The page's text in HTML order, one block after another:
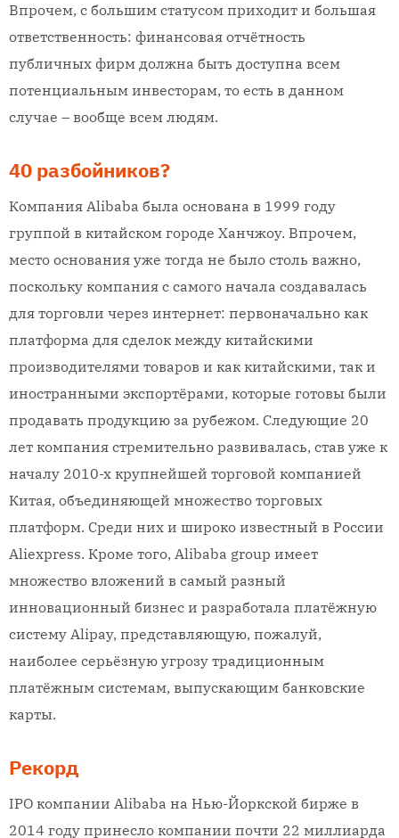
Впрочем, с большим статусом приходит и большая
ответственность: финансовая отчётность
публичных фирм должна быть доступна всем
потенциальным инвесторам, то есть в данном
случае – вообще всем людям.
40 разбойников?
Компания Alibaba была основана в 1999 году
группой в китайском городе Ханчжоу. Впрочем,
место основания уже тогда не было столь важно,
поскольку компания с самого начала создавалась
для торговли через интернет: первоначально как
платформа для сделок между китайскими
производителями товаров и как китайскими, так и
иностранными экспортёрами, которые готовы были
продавать продукцию за рубежом. Следующие 20
лет компания стремительно развивалась, став уже к
началу 2010-х крупнейшей торговой компанией
Китая, объединяющей множество торговых
платформ. Среди них и широко известный в России
Aliexpress. Кроме того, Alibaba group имеет
множество вложений в самый разный
инновационный бизнес и разработала платёжную
систему Alipay, представляющую, пожалуй,
наиболее серьёзную угрозу традиционным
платёжным системам, выпускающим банковские
карты.
Рекорд
IPO компании Alibaba на Нью-Йоркской бирже в
2014 году принесло компании почти 22 миллиарда